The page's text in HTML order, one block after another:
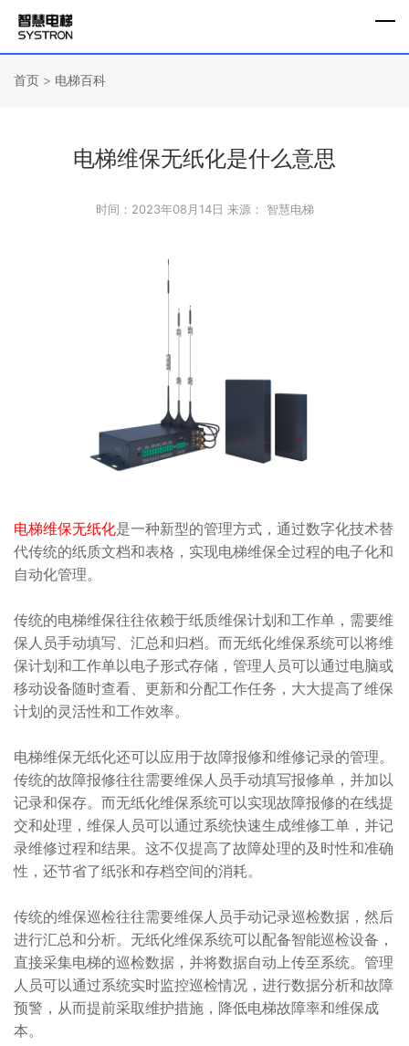
首页 > 电梯百科
电梯维保无纸化是什么意思
时间：2023年08月14日 来源： 智慧电梯
电梯维保无纸化是一种新型的管理方式，通过数字化技术替
代传统的纸质文档和表格，实现电梯维保全过程的电子化和
自动化管理。
传统的电梯维保往往依赖于纸质维保计划和工作单，需要维
保人员手动填写、汇总和归档。而无纸化维保系统可以将维
保计划和工作单以电子形式存储，管理人员可以通过电脑或
移动设备随时查看、更新和分配工作任务，大大提高了维保
计划的灵活性和工作效率。
电梯维保无纸化还可以应用于故障报修和维修记录的管理。
传统的故障报修往往需要维保人员手动填写报修单，并加以
记录和保存。而无纸化维保系统可以实现故障报修的在线提
交和处理，维保人员可以通过系统快速生成维修工单，并记
录维修过程和结果。这不仅提高了故障处理的及时性和准确
性，还节省了纸张和存档空间的消耗。
传统的维保巡检往往需要维保人员手动记录巡检数据，然后
进行汇总和分析。无纸化维保系统可以配备智能巡检设备，
直接采集电梯的巡检数据，并将数据自动上传至系统。管理
人员可以通过系统实时监控巡检情况，进行数据分析和故障
预警，从而提前采取维护措施，降低电梯故障率和维保成
本。